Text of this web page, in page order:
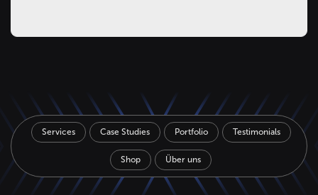
Services Case Studies Portfolio Testimonials
Shop Über uns